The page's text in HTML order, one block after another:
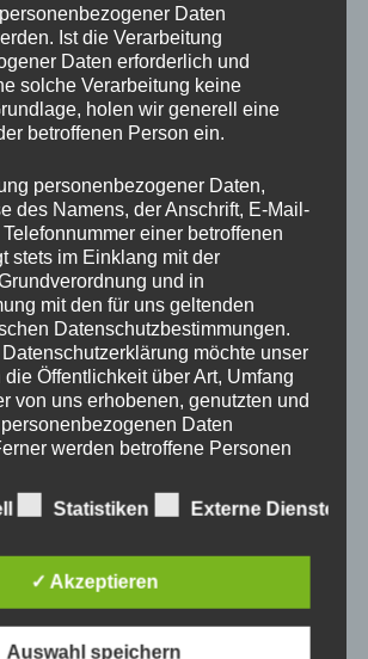
km/h
B
Recht
Daten
Ist die Verarbeitung
Daten erforderlich und
solche Verarbeitung keine
holen wir generell eine
betroffenen Person ein.
personenbezogener Daten,
des Namens, der Anschrift, E-Mail-
einer betroffenen
stets im Einklang mit der
und in
mit den für uns geltenden
Datenschutzbestimmungen.
möchte unser
Öffentlichkeit über Art, Umfang
von uns erhobenen, genutzten und
Daten
werden betroffene Personen
aufgeklärt.
und organisatorische
um einen möglichst
Daten
Statistiken Externe Dienste
✓ Akzeptieren
Auswahl speichern